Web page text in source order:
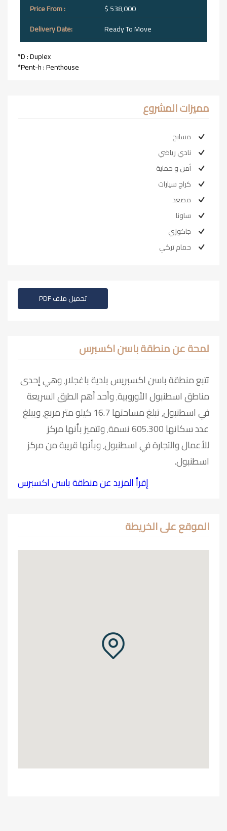
$ 538,000
Ready To Move
*D : Duplex
*Pent-h : Penthouse
مميزات المشروع
مسابح
نادي رياضي
أمن و حماية
كراج سيارات
مصعد
ساونا
جاكوزي
حمام تركي
تحميل ملف PDF
لمحة عن منطقة باسن اكسبرس
تتبع منطقة باسن اكسبريس بلدية باغجلار٬ وهي إحدى
مناطق اسطنبول الأوروبية٬ وأحد أهم الطرق السريعة
في اسطنبول٬ تبلغ مساحتها 16.7 كيلو متر مربع٬ ويبلغ
عدد سكانها 605.300 نسمة٬ وتتميز بأنها مركز
للأعمال والتجارة في اسطنبول٬ وبأنها قريبة من مركز
اسطنبول.
إقرأ المزيد عن منطقة باسن اكسبرس
الموقع على الخريطة